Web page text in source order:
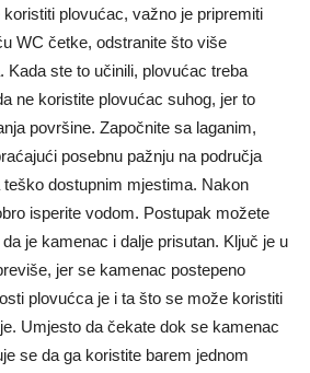
plovućac, važno je pripremiti
WC četke, odstranite što više
Kada ste to učinili, plovućac treba
ne koristite plovućac suhog, jer to
površine. Započnite sa laganim,
posebnu pažnju na područja
dostupnim mjestima. Nakon
isperite vodom. Postupak možete
je kamenac i dalje prisutan. Ključ je u
jer se kamenac postepeno
plovućca je i ta što se može koristiti
Umjesto da čekate dok se kamenac
se da ga koristite barem jednom